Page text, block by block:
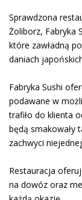
Sprawdzona
Żoliborz, Fabryka
które zawładną
daniach
Fabryka Sushi
podawane w
trafiło do klienta
będą smakowały
zachwyci
Restauracja
na dowóz oraz